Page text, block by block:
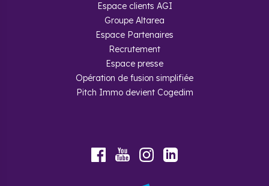
Espace clients AGI
Groupe Altarea
Espace Partenaires
Recrutement
Espace presse
Opération de fusion simplifiée
Pitch Immo devient Cogedim
FacebookYoutubeInstagram